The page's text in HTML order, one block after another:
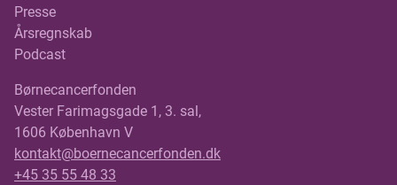
Presse
Årsregnskab
Podcast
Børnecancerfonden
Vester Farimagsgade 1, 3. sal,
1606 København V
kontakt@boernecancerfonden.dk
+45 35 55 48 33